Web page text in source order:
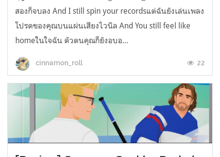
สองก็จบลง And I still spin your recordsแต่ฉันยังเล่นเพลง
โปรดของคุณบนแผ่นเสียงไวนิล And You still feel like
homeในใจฉัน ตัวตนคุณก็ยังอบอ...
cinnamon_roll 22